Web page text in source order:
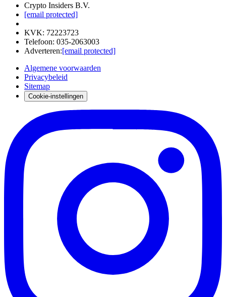
Crypto Insiders B.V.
[email protected]
KVK: 72223723
Telefoon: 035-2063003
Adverteren:[email protected]
Algemene voorwaarden
Privacybeleid
Sitemap
Cookie-instellingen